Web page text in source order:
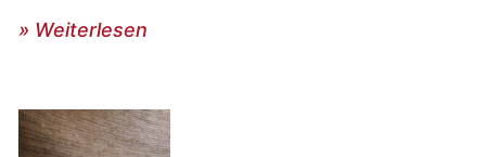
» Weiterlesen